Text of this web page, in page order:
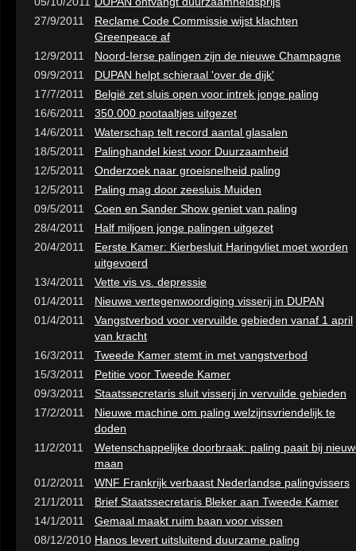
27/9/2011
Reclame Code Commissie wijst klachten
Greenpeace af
12/9/2011
Noord-Ierse palingen zijn de nieuwe Champagne
09/9/2011
DUPAN helpt schieraal 'over de dijk'
17/7/2011
België zet sluis open voor intrek jonge paling
16/6/2011
350.000 pootaaltjes uitgezet
14/6/2011
Waterschap telt record aantal glasalen
18/5/2011
Palinghandel kiest voor Duurzaamheid
12/5/2011
Onderzoek naar groeisnelheid paling
12/5/2011
Paling mag door zeesluis Muiden
09/5/2011
Coen en Sander Show geniet van paling
28/4/2011
Half miljoen jonge palingen uitgezet
20/4/2011
Eerste Kamer: Kierbesluit Haringvliet moet worden
uitgevoerd
13/4/2011
Vette vis vs. depressie
01/4/2011
Nieuwe vertegenwoordiging visserij in DUPAN
01/4/2011
Vangstverbod voor vervuilde gebieden vanaf 1 april
van kracht
16/3/2011
Tweede Kamer stemt in met vangstverbod
15/3/2011
Petitie voor Tweede Kamer
09/3/2011
Staatssecretaris sluit visserij in vervuilde gebieden
17/2/2011
Nieuwe machine om paling welzijnsvriendelijk te
doden
11/2/2011
Wetenschappelijke doorbraak: paling paait bij
maan
01/2/2011
WNF Frankrijk verbaast Nederlandse palingvissers
21/1/2011
Brief Staatssecretaris Bleker aan Tweede Kamer
14/1/2011
Gemaal maakt ruim baan voor vissen
08/12/2010 Hanos levert uitsluitend duurzame paling